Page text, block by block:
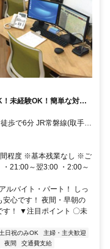
！未経験OK！簡単な対応
歩で6分 JR常磐線(取手～
程度 ※基本残業なし ※ご
21:00～翌3:00 ・2:00～
ルバイト・パート！ しっ
心です！ 夜間・早朝の
す！ ▼注目ポイント 〇未
土日祝のみOK
主婦・主夫歓迎
夜間
交通費支給